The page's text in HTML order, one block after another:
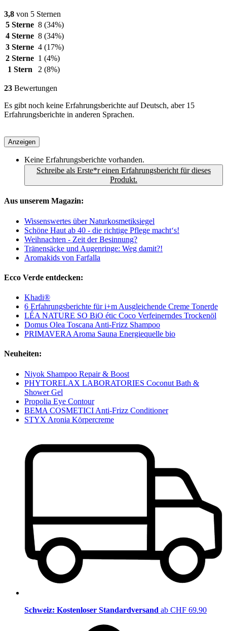
3,8 von 5 Sternen
5 Sterne 8 (34%)
4 Sterne 8 (34%)
3 Sterne 4 (17%)
2 Sterne 1 (4%)
1 Stern
2 (8%)
23 Bewertungen
Es gibt noch keine Erfahrungsberichte auf Deutsch, aber 15
Erfahrungsberichte in anderen Sprachen.
Anzeigen
Keine Erfahrungsberichte vorhanden.
Schreibe als Erste*r einen Erfahrungsbericht für dieses
Produkt.
Aus unserem Magazin:
Wissenswertes über Naturkosmetiksiegel
Schöne Haut ab 40 - die richtige Pflege macht‘s!
Weihnachten - Zeit der Besinnung?
Tränensäcke und Augenringe: Weg damit?!
Aromakids von Farfalla
Ecco Verde entdecken:
Khadi®
6 Erfahrungsberichte für i+m Ausgleichende Creme Tonerde
LÉA NATURE SO BiO étic Coco Verfeinerndes Trockenöl
Domus Olea Toscana Anti-Frizz Shampoo
PRIMAVERA Aroma Sauna Energiequelle bio
Neuheiten:
Niyok Shampoo Repair & Boost
PHYTORELAX LABORATORIES Coconut Bath &
Shower Gel
Propolia Eye Contour
BEMA COSMETICI Anti-Frizz Conditioner
STYX Aronia Körpercreme
Schweiz: Kostenloser Standardversand ab CHF 69.90